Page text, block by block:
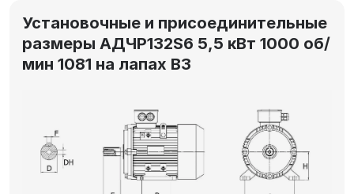
Установочные и присоединительные
размеры АДЧР132S6 5,5 кВт 1000 об/
мин 1081 на лапах В3